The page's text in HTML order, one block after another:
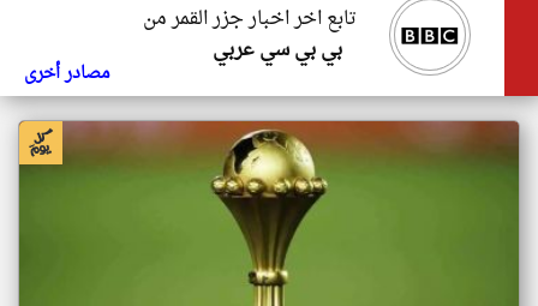
تابع اخر اخبار جزر القمر من
بي بي سي عربي
مصادر أخرى